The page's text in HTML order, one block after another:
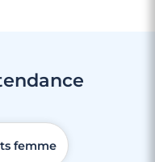
femme